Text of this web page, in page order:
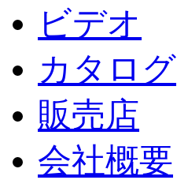
ビデオ
カタログ
販売店
会社概要